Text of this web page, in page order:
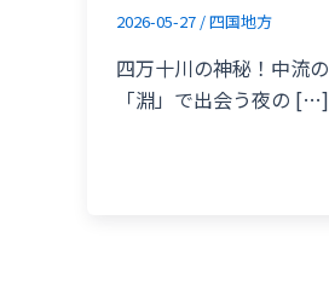
2026-05-27 /四国地方
四万十川の神秘！中流の
「淵」で出会う夜の […]